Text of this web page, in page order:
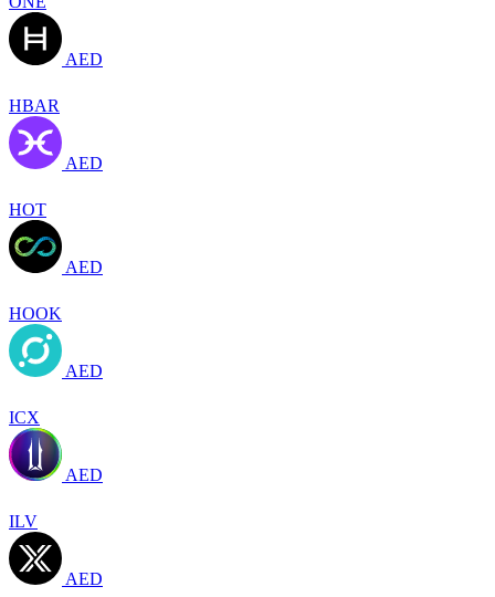
AED
HBAR
AED
HOT
AED
HOOK
AED
ICX
AED
ILV
AED